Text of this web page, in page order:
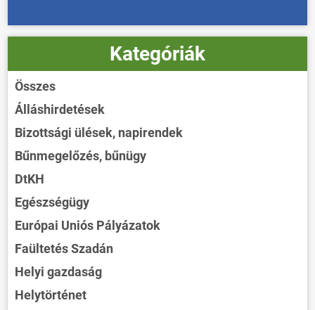
Kategóriák
Összes
Álláshirdetések
Bizottsági ülések, napirendek
Bűnmegelőzés, bűnügy
DtKH
Egészségügy
Európai Uniós Pályázatok
Faültetés Szadán
Helyi gazdaság
Helytörténet